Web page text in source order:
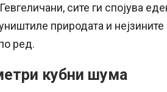
сите ги спојува
природата и
ред.
кубни шума